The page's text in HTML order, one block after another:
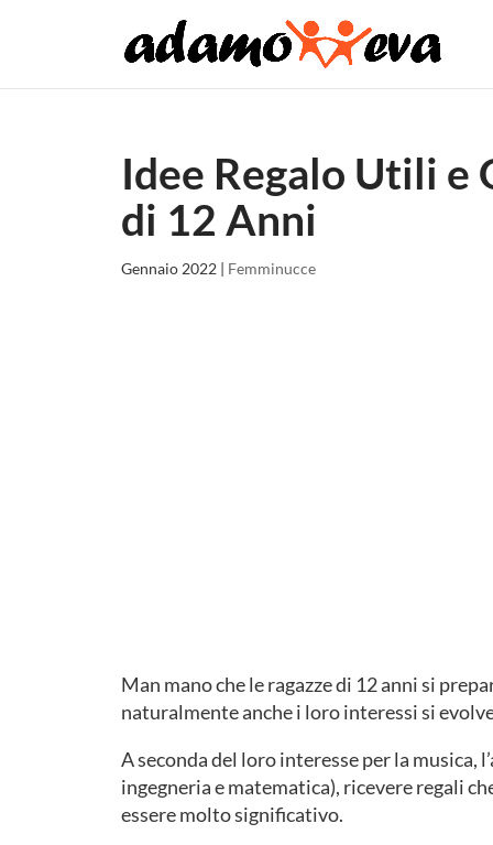
Idee Regalo Utili e
di 12 Anni
Gennaio 2022 | Femminucce
Man mano che le ragazze di 12 anni si
naturalmente anche i loro interessi si
A seconda del loro interesse per la musica,
ingegneria e matematica), ricevere regali
essere molto significativo.